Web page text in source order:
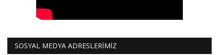
SOSYAL MEDYA ADRESLERİMİZ